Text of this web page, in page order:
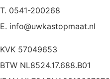
T. 0541-200268
E. info@uwkastopmaat.nl
KVK 57049653
BTW NL8524.17.688.B01